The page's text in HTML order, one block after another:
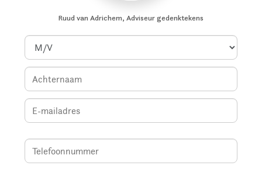
Ruud van Adrichem, Adviseur gedenktekens